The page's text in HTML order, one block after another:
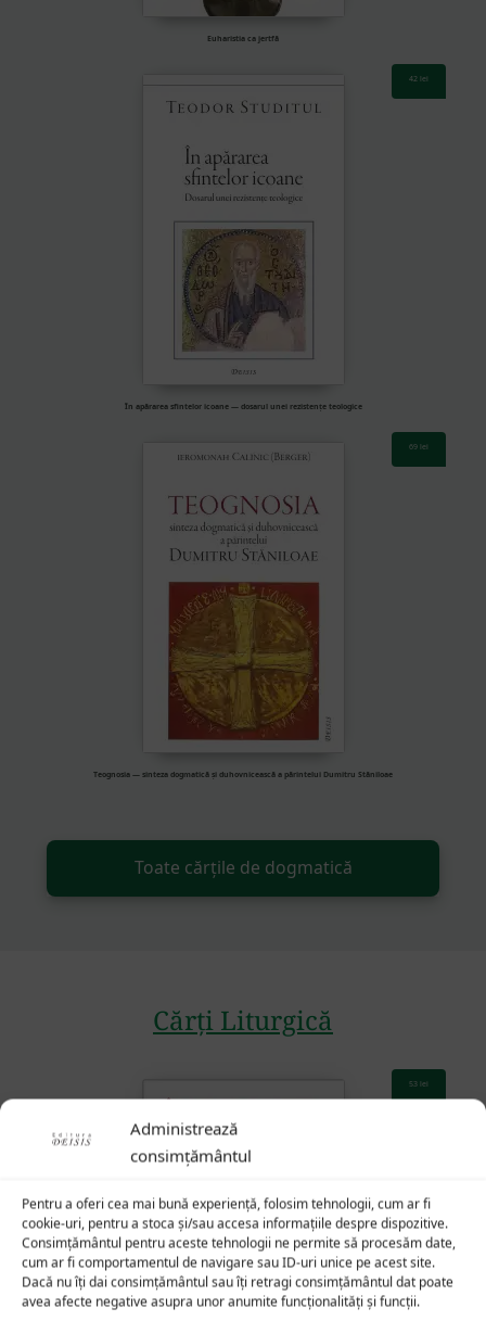
Administrează
consimțământul
Pentru a oferi cea mai bună experiență, folosim tehnologii, cum ar fi
cookie-uri, pentru a stoca și/sau accesa informațiile despre dispozitive.
Consimțământul pentru aceste tehnologii ne permite să procesăm date,
cum ar fi comportamentul de navigare sau ID-uri unice pe acest site.
Dacă nu îți dai consimțământul sau îți retragi consimțământul dat poate
avea afecte negative asupra unor anumite funcționalități și funcții.
Euharistia ca jertfă
În apărarea sfintelor icoane — dosarul unei rezistențe teologice
42lei
Teognosia — sinteza dogmatică și duhovnicească a părintelui Dumitru Stăniloae
69lei
Toate cărțile de dogmatică
Cărți Liturgică
53lei